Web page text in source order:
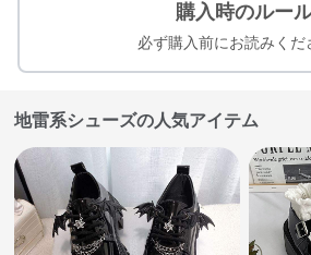
購入時のルー
必ず購入前にお読みくだ
地雷系シューズの人気アイテム